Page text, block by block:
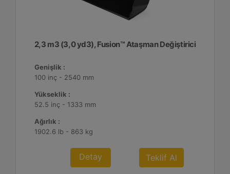
2,3 m3 (3,0 yd3), Fusion™ Ataşman Değiştirici
Genişlik :
100 inç - 2540 mm
Yükseklik :
52.5 inç - 1333 mm
Ağırlık :
1902.6 lb - 863 kg
Detay Teklif Al